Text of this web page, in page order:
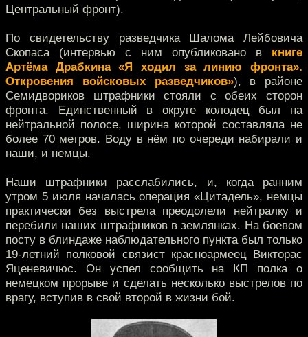
Центральный фронт).
По свидетельству разведчика Шалома Лейбовича
Скопаса (интервью с ним опубликовано в книге
Артёма Драбкина «Я ходил за линию фронта».
Откровения войсковых разведчиков»), в районе
Семидвориков штрафники стояли с обеих сторон
фронта. Единственный в округе колодец был на
нейтральной полосе, ширина которой составляла не
более 70 метров. Воду в нём по очереди набирали и
наши, и немцы.
Наши штрафники расслабились, и, когда ранним
утром 5 июля началась операция «Цитадель», немцы
практически без выстрела преодолели нейтралку и
перебили наших штрафников в землянках. На боевом
посту в блиндаже наблюдательного пункта был только
19-летний полковой связист красноармеец Викторас
Яценевичюс. Он успел сообщить на КП полка о
немецком прорыве и сделать несколько выстрелов по
врагу, вступив в свой второй в жизни бой.